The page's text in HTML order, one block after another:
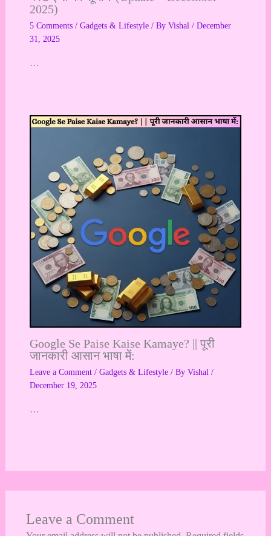
2025)
5 Comments / Gadgets & Lifestyle/ By Vishal / December
31, 2025
…
Google Se Paise Kaise Kamaye? || पूरी
जानकारी आसान भाषा में:
Leave a Comment / Gadgets & Lifestyle/ By Vishal /
December 19, 2025
…
Leave a Comment